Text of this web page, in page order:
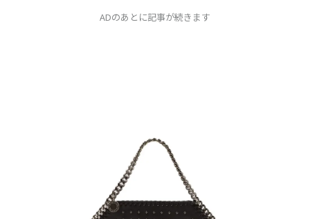
ADのあとに記事が続きます